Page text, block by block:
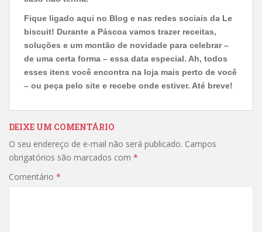
Fique ligado aqui no Blog e nas redes sociais da Le
biscuit! Durante a Páscoa vamos trazer receitas,
soluções e um montão de novidade para celebrar –
de uma certa forma – essa data especial. Ah, todos
esses itens você encontra na loja mais perto de você
– ou peça pelo site e recebe onde estiver. Até breve!
DEIXE UM COMENTÁRIO
O seu endereço de e-mail não será publicado. Campos
obrigatórios são marcados com *
Comentário *